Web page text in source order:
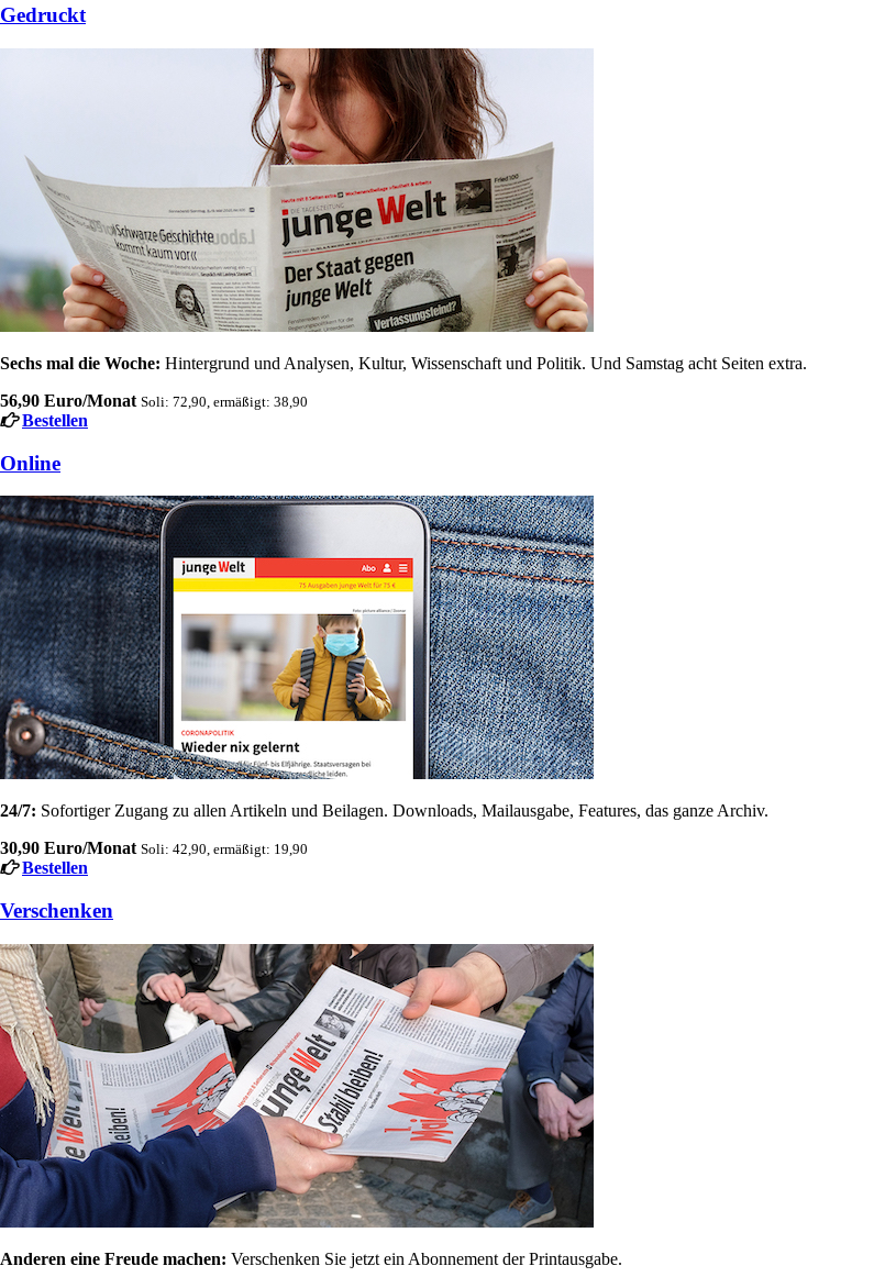
Gedruckt
Sechs mal die Woche: Hintergrund und Analysen, Kultur, Wissenschaft und Politik. Und Samstag acht Seiten extra.
56,90 Euro/Monat Soli: 72,90, ermäßigt: 38,90
Bestellen
Online
24/7: Sofortiger Zugang zu allen Artikeln und Beilagen. Downloads, Mailausgabe, Features, das ganze Archiv.
30,90 Euro/Monat Soli: 42,90, ermäßigt: 19,90
Bestellen
Verschenken
Anderen eine Freude machen: Verschenken Sie jetzt ein Abonnement der Printausgabe.